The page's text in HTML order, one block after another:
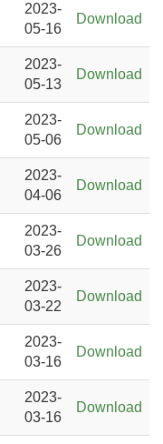
2023-
05-16
Download
2023-
05-13
Download
2023-
05-06
Download
2023-
04-06
Download
2023-
03-26
Download
2023-
03-22
Download
2023-
03-16
Download
2023-
03-16
Download